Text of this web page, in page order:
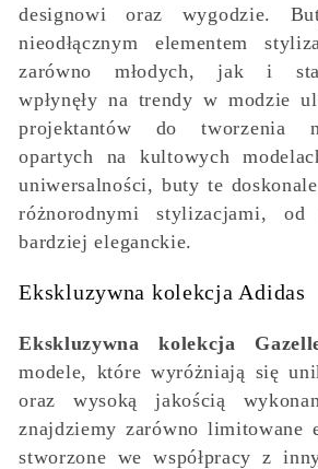
designowi oraz wygodzie.
nieodłącznym elementem
zarówno młodych, jak i
wpłynęły na trendy w modzie
projektantów do tworzenia
opartych na kultowych
uniwersalności, buty te
różnorodnymi stylizacjami, od
bardziej eleganckie.
Ekskluzywna kolekcja Adidas
Ekskluzywna kolekcja
modele, które wyróżniają się
oraz wysoką jakością
znajdziemy zarówno limitowane
stworzone we współpracy z